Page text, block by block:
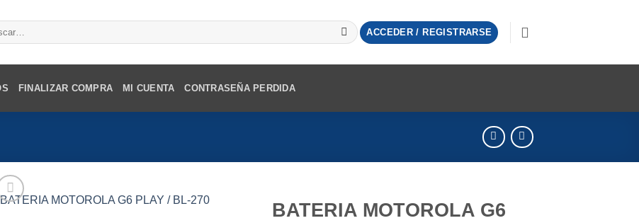
ACCEDER / REGISTRARSE
FINALIZAR COMPRA MI CUENTA CONTRASEÑA PERDIDA
BATERIA MOTOROLA G6